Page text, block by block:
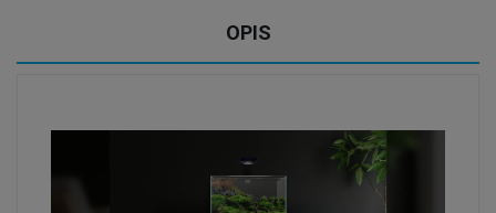
OPIS